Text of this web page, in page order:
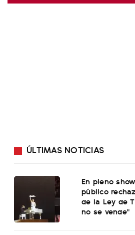
ÚLTIMAS NOTICIAS
En pleno
público
de la Ley de
no se vende"